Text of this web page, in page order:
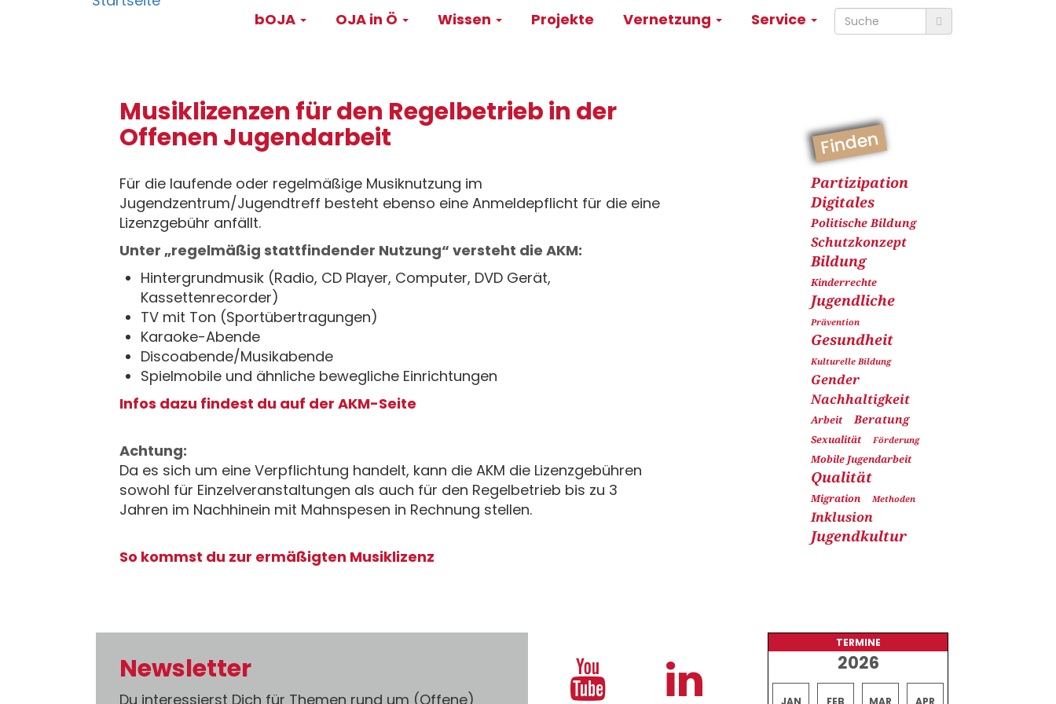
Main
bOJA OJA in Ö Wissen Projekte Vernetzung Service
Musiklizenzen für den Regelbetrieb in der
Offenen Jugendarbeit
Für die laufende oder regelmäßige Musiknutzung im
Jugendzentrum/Jugendtreff besteht ebenso eine Anmeldepflicht für die eine
Lizenzgebühr anfällt.
Unter „regelmäßig stattfindender Nutzung“ versteht die AKM:
Hintergrundmusik (Radio, CD Player, Computer, DVD Gerät,
Kassettenrecorder)
TV mit Ton (Sportübertragungen)
Karaoke-Abende
Discoabende/Musikabende
Spielmobile und ähnliche bewegliche Einrichtungen
Infos dazu findest du auf der AKM-Seite
Achtung:
Da es sich um eine Verpflichtung handelt, kann die AKM die Lizenzgebühren
sowohl für Einzelveranstaltungen als auch für den Regelbetrieb bis zu 3
Jahren im Nachhinein mit Mahnspesen in Rechnung stellen.
So kommst du zur ermäßigten Musiklizenz
Finden
Partizipation
Digitales
Politische Bildung
Schutzkonzept
Bildung
Kinderrechte
Jugendliche
Prävention
Gesundheit
Kulturelle Bildung
Gender
Nachhaltigkeit
Arbeit Beratung
Sexualität Förderung
Mobile Jugendarbeit
Qualität
Migration Methoden
Inklusion
Jugendkultur
Newsletter
Du interessierst Dich für Themen rund um (Offene)
TERMINE
2026
JAN FEB MAR APR